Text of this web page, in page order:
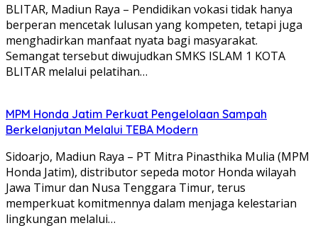
BLITAR, Madiun Raya – Pendidikan vokasi tidak hanya
berperan mencetak lulusan yang kompeten, tetapi juga
menghadirkan manfaat nyata bagi masyarakat.
Semangat tersebut diwujudkan SMKS ISLAM 1 KOTA
BLITAR melalui pelatihan…
MPM Honda Jatim Perkuat Pengelolaan Sampah
Berkelanjutan Melalui TEBA Modern
Sidoarjo, Madiun Raya – PT Mitra Pinasthika Mulia (MPM
Honda Jatim), distributor sepeda motor Honda wilayah
Jawa Timur dan Nusa Tenggara Timur, terus
memperkuat komitmennya dalam menjaga kelestarian
lingkungan melalui…